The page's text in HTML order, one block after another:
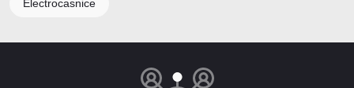
Electrocasnice